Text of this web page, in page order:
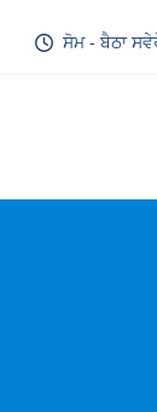
ਸੋਮ - ਬੈਠਾ